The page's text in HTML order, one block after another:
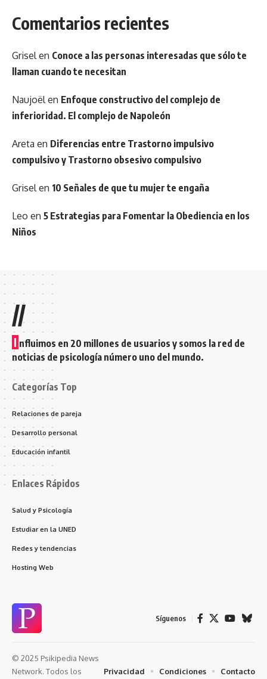
Comentarios recientes
Griselen Conoce a las personas interesadas que sólo te
llaman cuando te necesitan
Naujoëlen Enfoque constructivo del complejo de
inferioridad. El complejo de Napoleón
Areta en Diferencias entre Trastorno impulsivo
compulsivo y Trastorno obsesivo compulsivo
Griselen 10 Señales de que tu mujer te engaña
Leo en 5 Estrategias para Fomentar la Obediencia en los
Niños
//
I nfluimos en 20 millones de usuarios y somos la red de
noticias de psicología número uno del mundo.
Categorías Top
Relaciones de pareja
Desarrollo personal
Educación infantil
Enlaces Rápidos
Salud y Psicología
Estudiar en la UNED
Redes y tendencias
Hosting Web
Síguenos
© 2025 Psikipedia News
Network. Todos los
Privacidad Condiciones Contacto